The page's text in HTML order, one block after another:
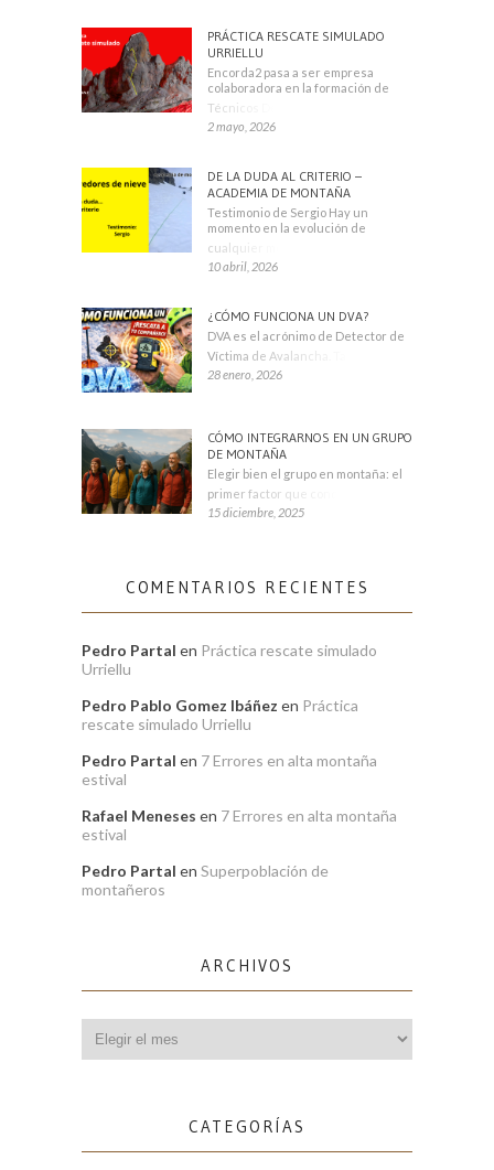
PRÁCTICA RESCATE SIMULADO
URRIELLU
Encorda2 pasa a ser empresa
colaboradora en la formación de
Técnicos Deportivos
2 mayo, 2026
DE LA DUDA AL CRITERIO –
ACADEMIA DE MONTAÑA
Testimonio de Sergio Hay un
momento en la evolución de
cualquier montañero
10 abril, 2026
¿CÓMO FUNCIONA UN DVA?
DVA es el acrónimo de Detector de
Víctima de Avalancha. También se
28 enero, 2026
CÓMO INTEGRARNOS EN UN GRUPO
DE MONTAÑA
Elegir bien el grupo en montaña: el
primer factor que condiciona tu
15 diciembre, 2025
COMENTARIOS RECIENTES
Pedro Partal en Práctica rescate simulado
Urriellu
Pedro Pablo Gomez Ibáñez en Práctica
rescate simulado Urriellu
Pedro Partal en 7 Errores en alta montaña
estival
Rafael Meneses en 7 Errores en alta montaña
estival
Pedro Partal en Superpoblación de
montañeros
ARCHIVOS
CATEGORÍAS